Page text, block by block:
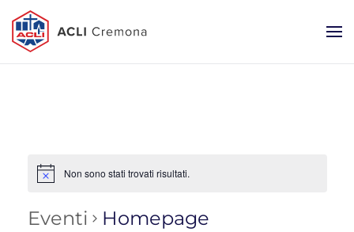
Non sono stati trovati risultati.
Eventi Homepage